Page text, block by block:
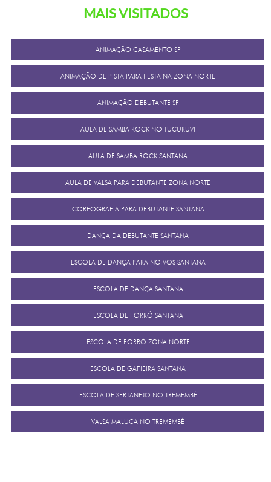
MAIS VISITADOS
ANIMAÇÃO CASAMENTO SP
ANIMAÇÃO DE PISTA PARA FESTA NA ZONA NORTE
ANIMAÇÃO DEBUTANTE SP
AULA DE SAMBA ROCK NO TUCURUVI
AULA DE SAMBA ROCK SANTANA
AULA DE VALSA PARA DEBUTANTE ZONA NORTE
COREOGRAFIA PARA DEBUTANTE SANTANA
DANÇA DA DEBUTANTE SANTANA
ESCOLA DE DANÇA PARA NOIVOS SANTANA
ESCOLA DE DANÇA SANTANA
ESCOLA DE FORRÓ SANTANA
ESCOLA DE FORRÓ ZONA NORTE
ESCOLA DE GAFIEIRA SANTANA
ESCOLA DE SERTANEJO NO TREMEMBÉ
VALSA MALUCA NO TREMEMBÉ